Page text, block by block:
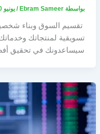
بواسطة Ebram Sameer
/ يونيو 20, 2022
تقسيم السوق وبناء
تسويقية لمنتجاتك
سيساعدونك في تحقيق